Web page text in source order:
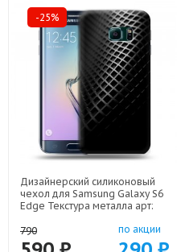
-25%
Дизайнерский силиконовый
чехол для Samsung Galaxy S6
Edge Текстура металла арт:
790
по акции